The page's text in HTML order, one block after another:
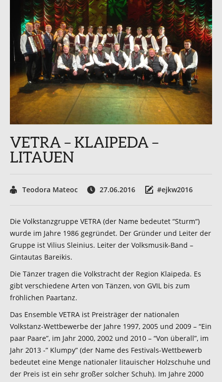
VETRA – KLAIPEDA –
LITAUEN
Teodora Mateoc 27.06.2016 #ejkw2016
Die Volkstanzgruppe VETRA (der Name bedeutet “Sturm“)
wurde im Jahre 1986 gegründet. Der Gründer und Leiter der
Gruppe ist Vilius Sleinius. Leiter der Volksmusik-Band –
Gintautas Bareikis.
Die Tänzer tragen die Volkstracht der Region Klaipeda. Es
gibt verschiedene Arten von Tänzen, von GVIL bis zum
fröhlichen Paartanz.
Das Ensemble VETRA ist Preisträger der nationalen
Volkstanz-Wettbewerbe der Jahre 1997, 2005 und 2009 – “Ein
paar Paare”, im Jahr 2000, 2002 und 2010 – “Von überall”, im
Jahr 2013 -” Klumpy” (der Name des Festivals-Wettbewerb
bedeutet eine Menge nationaler litauischer Holzschuhe und
der Preis ist ein sehr großer solcher Schuh). Im Jahre 2000